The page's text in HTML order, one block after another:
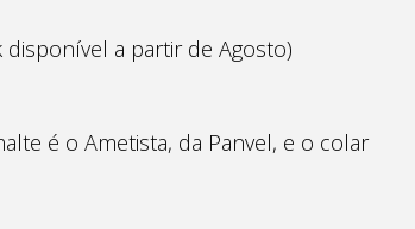
disponível a partir de Agosto)
é o Ametista, da Panvel, e o colar